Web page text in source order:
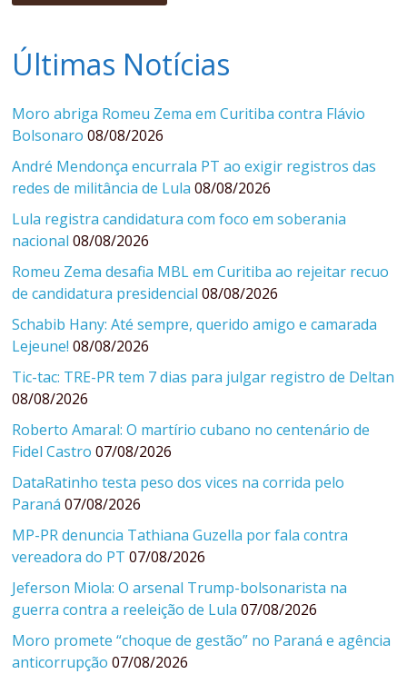
Últimas Notícias
Moro abriga Romeu Zema em Curitiba contra Flávio
Bolsonaro 08/08/2026
André Mendonça encurrala PT ao exigir registros das
redes de militância de Lula 08/08/2026
Lula registra candidatura com foco em soberania
nacional 08/08/2026
Romeu Zema desafia MBL em Curitiba ao rejeitar recuo
de candidatura presidencial 08/08/2026
Schabib Hany: Até sempre, querido amigo e camarada
Lejeune! 08/08/2026
Tic-tac: TRE-PR tem 7 dias para julgar registro de Deltan
08/08/2026
Roberto Amaral: O martírio cubano no centenário de
Fidel Castro 07/08/2026
DataRatinho testa peso dos vices na corrida pelo
Paraná 07/08/2026
MP-PR denuncia Tathiana Guzella por fala contra
vereadora do PT 07/08/2026
Jeferson Miola: O arsenal Trump-bolsonarista na
guerra contra a reeleição de Lula 07/08/2026
Moro promete “choque de gestão” no Paraná e agência
anticorrupção 07/08/2026